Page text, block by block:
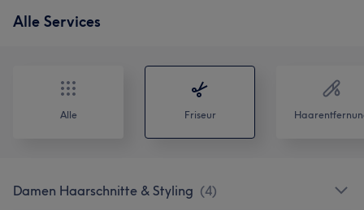
Alle Services
Alle Friseur
Damen Haarschnitte & Styling (4)